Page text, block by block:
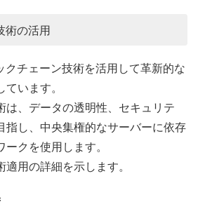
術の活用
クチェーン技術を活用して革新的な
います。
は、データの透明性、セキュリテ
指し、中央集権的なサーバーに依存
クを使用します。
適用の詳細を示します。